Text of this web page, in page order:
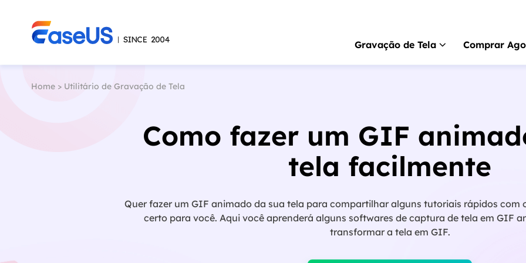
Gravação de Tela
RecExpertspara
Gravador de tela
Gravador de tela
ScreenShot
Captura de tela no PC
Comprar
Home > Utilitário de Gravação de Tela
Como fazer um GIF
tela facilmente
Quer fazer um GIF animado da sua tela para compartilhar alguns tutoriais rápidos com
certo para você. Aqui você aprenderá alguns softwares de captura de tela em GIF
transformar a tela em GIF.
